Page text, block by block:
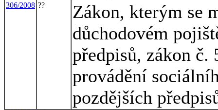
306/2008 ??
Zákon, kterým se
důchodovém
předpisů, zákon č.
provádění
pozdějších